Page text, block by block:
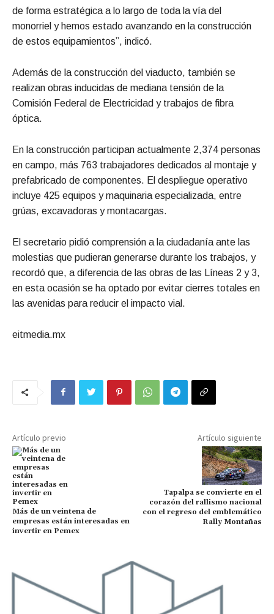
de forma estratégica a lo largo de toda la vía del
monorriel y hemos estado avanzando en la construcción
de estos equipamientos”, indicó.
Además de la construcción del viaducto, también se
realizan obras inducidas de mediana tensión de la
Comisión Federal de Electricidad y trabajos de fibra
óptica.
En la construcción participan actualmente 2,374 personas
en campo, más 763 trabajadores dedicados al montaje y
prefabricado de componentes. El despliegue operativo
incluye 425 equipos y maquinaria especializada, entre
grúas, excavadoras y montacargas.
El secretario pidió comprensión a la ciudadanía ante las
molestias que pudieran generarse durante los trabajos, y
recordó que, a diferencia de las obras de las Líneas 2 y 3,
en esta ocasión se ha optado por evitar cierres totales en
las avenidas para reducir el impacto vial.
eitmedia.mx
Artículo previo
Más de un veintena de
empresas están interesadas en
invertir en Pemex
Artículo siguiente
Tapalpa se convierte en el
corazón del rallismo nacional
con el regreso del emblemático
Rally Montañas